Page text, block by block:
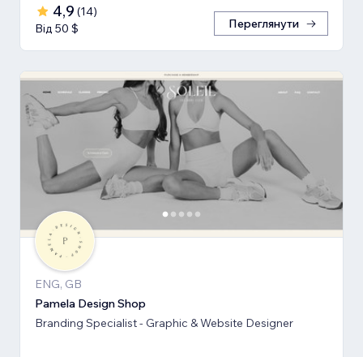
4,9 (14)
Від 50 $
Переглянути
ENG, GB
Pamela Design Shop
Branding Specialist - Graphic & Website Designer